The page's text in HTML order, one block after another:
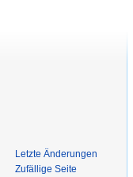
Letzte Änderungen
Zufällige Seite